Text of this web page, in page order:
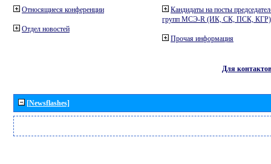
Относящиеся конференции
Отдел новостей
Кандидаты на посты
групп МСЭ-R (ИК, СК, ПСК, КГР)
Прочая информация
Для контактов
[Newsflashes]